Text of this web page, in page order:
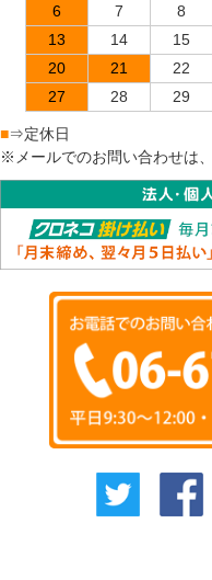
6
7 8
13
14 15
20
21 22
27
28 29
■⇒定休日
※メールでのお問い合わせは